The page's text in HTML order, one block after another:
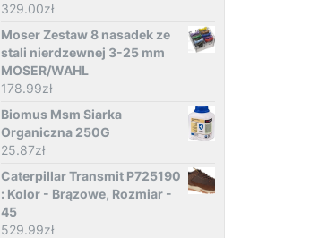
329.00zł
Moser Zestaw 8 nasadek ze
stali nierdzewnej 3-25 mm
MOSER/WAHL
178.99zł
Biomus Msm Siarka
Organiczna 250G
25.87zł
Caterpillar Transmit P725190
: Kolor - Brązowe, Rozmiar -
45
529.99zł